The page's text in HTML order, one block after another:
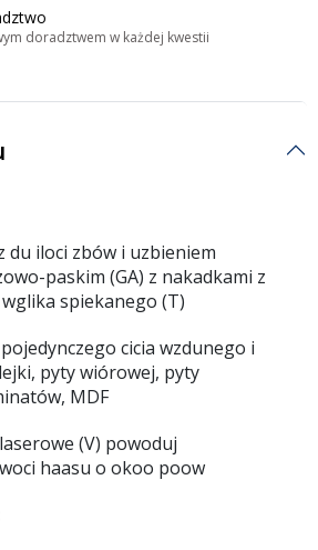
doradztwem w każdej kwestii
du iloci zbów i uzbieniem
paskim (GA) z nakadkami z
spiekanego (T)
cicia wzdunego i
pyty wiórowej, pyty
MDF
(V) powoduj
haasu o okoo poow